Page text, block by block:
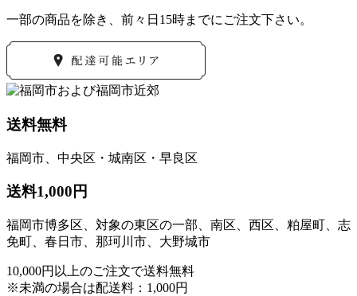
一部の商品を除き、前々日15時までにご注文下さい。
送料無料
福岡市、中央区・城南区・早良区
送料1,000円
福岡市博多区、 対象の東区の一部 、南区、西区、粕屋町、志
免町、春日市、那珂川市、大野城市
10,000円以上のご注文で送料無料
※未満の場合は配送料：1,000円